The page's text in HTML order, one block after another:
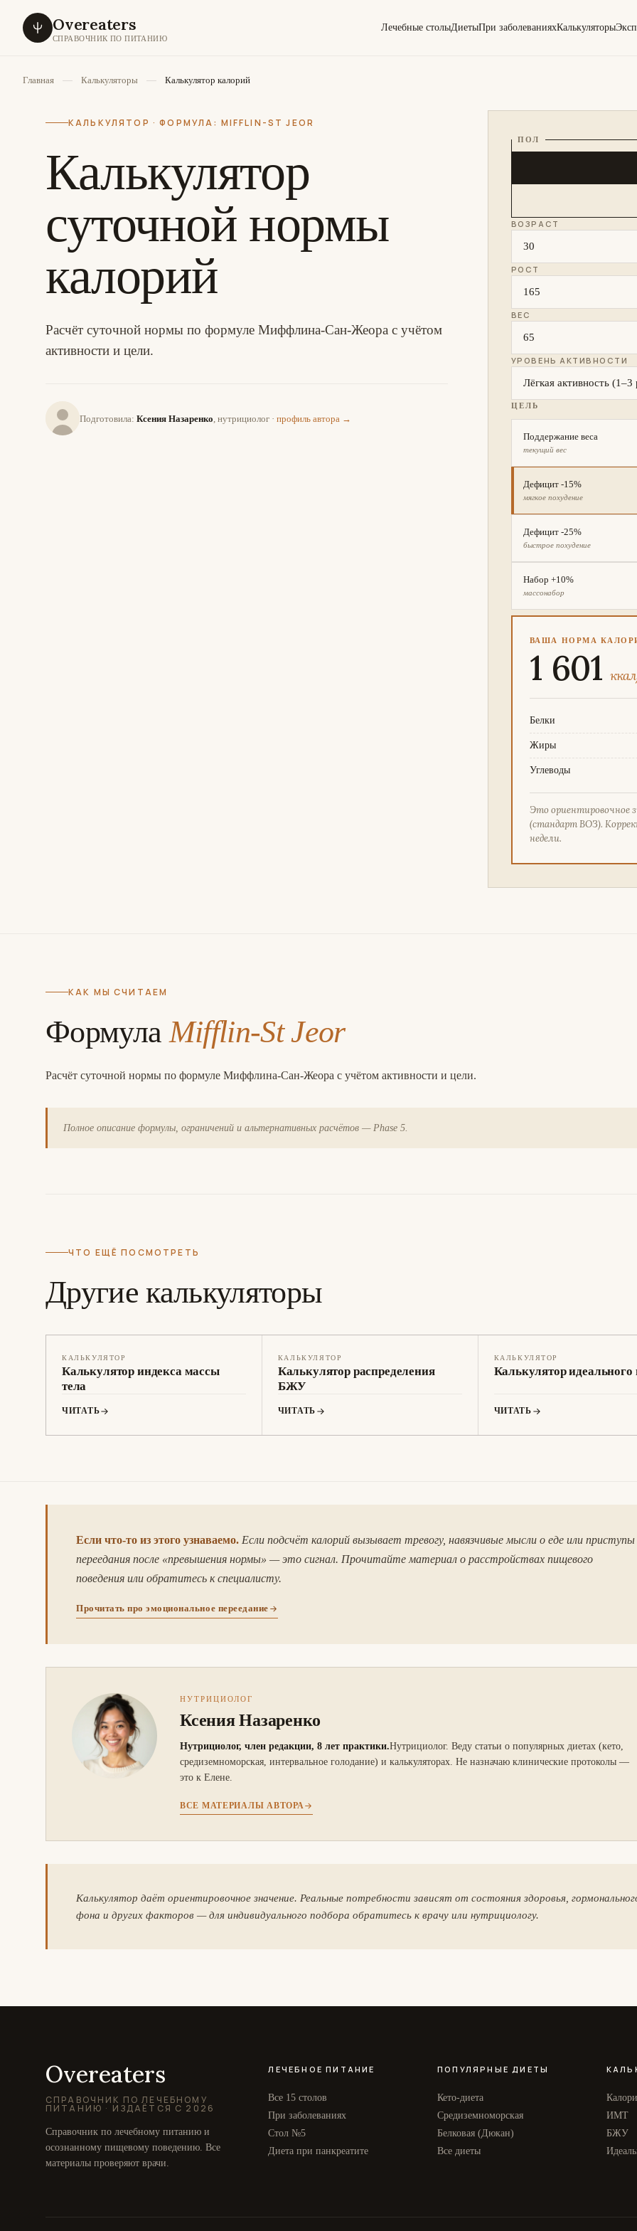
Overeaters
СПРАВОЧНИК ПО ПИТАНИЮ
Лечебные столыДиетыПри заболеванияхКалькуляторы
Главная Калькуляторы Калькулятор калорий
КАЛЬКУЛЯТОР · ФОРМУЛА: MIFFLIN-ST JEOR
Калькулятор
суточной нормы
калорий
Расчёт суточной нормы по формуле Миффлина-Сан-Жеора с учётом
активности и цели.
Подготовила: Ксения Назаренко , нутрициолог · профиль автора →
ПОЛ
ВОЗРАСТ
РОСТ
ВЕС
УРОВЕНЬ АКТИВНОСТИ
ЦЕЛЬ
Поддержание веса
текущий вес
Дефицит -15%
мягкое похудение
Дефицит -25%
быстрое похудение
Набор +10%
массонабор
ВАША НОРМА
1 601
Белки
Жиры
Углеводы
Это ориентировочное
(стандарт ВОЗ).
недели.
КАК МЫ СЧИТАЕМ
ФормулаMifflin-St Jeor
Расчёт суточной нормы по формуле Миффлина-Сан-Жеора с учётом активности и цели.
Полное описание формулы, ограничений и альтернативных расчётов — Phase 5.
ЧТО ЕЩЁ ПОСМОТРЕТЬ
Другие калькуляторы
КАЛЬКУЛЯТОР
Калькулятор индекса массы
тела
ЧИТАТЬ
КАЛЬКУЛЯТОР
Калькулятор распределения
БЖУ
ЧИТАТЬ
КАЛЬКУЛЯТОР
Калькулятор идеального
ЧИТАТЬ
Если что-то из этого узнаваемо. Если подсчёт калорий вызывает тревогу, навязчивые мысли о еде или приступы
переедания после «превышения нормы» — это сигнал. Прочитайте материал о расстройствах пищевого
поведения или обратитесь к специалисту.
Прочитать про эмоциональное переедание
НУТРИЦИОЛОГ
Ксения Назаренко
Нутрициолог, член редакции, 8 лет практики.Нутрициолог. Веду статьи о популярных диетах (кето,
средиземноморская, интервальное голодание) и калькуляторах. Не назначаю клинические протоколы —
это к Елене.
ВСЕ МАТЕРИАЛЫ АВТОРА
Калькулятор даёт ориентировочное значение. Реальные потребности зависят от состояния здоровья,
фона и других факторов — для индивидуального подбора обратитесь к врачу или нутрициологу.
Overeaters
СПРАВОЧНИК ПО ЛЕЧЕБНОМУ
ПИТАНИЮ · ИЗДАЁТСЯ С 2026
Справочник по лечебному питанию и
осознанному пищевому поведению. Все
материалы проверяют врачи.
ЛЕЧЕБНОЕ ПИТАНИЕ
Все 15 столов
При заболеваниях
Стол №5
Диета при панкреатите
ПОПУЛЯРНЫЕ ДИЕТЫ
Кето-диета
Средиземноморская
Белковая (Дюкан)
Все диеты
ИМТ
БЖУ